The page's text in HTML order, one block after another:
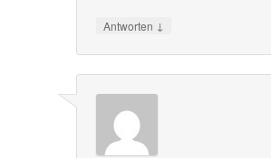
Antworten ↓